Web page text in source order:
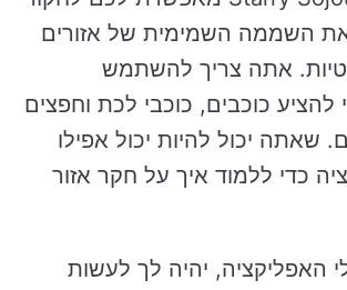
השממה השמימית של אזורים
אתה צריך להשתמש
להציע כוכבים, כוכבי לכת וחפצים
שאתה יכול להיות יכול אפילו
כדי ללמוד איך על חקר אזור
האפליקציה, יהיה לך לעשות